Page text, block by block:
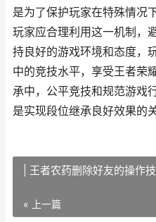
是为了保护玩家在特殊情况
玩家应合理利用这一机制，
持良好的游戏环境和态度，
中的竞技水平，享受王者荣
承中，公平竞技和规范游戏
是实现段位继承良好效果的关
| 王者农药删除好友的操作
« 上一篇